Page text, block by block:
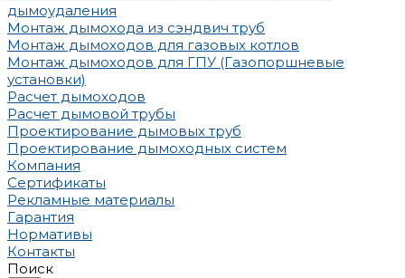
дымоудаления
Монтаж дымохода из сэндвич труб
Монтаж дымоходов для газовых котлов
Монтаж дымоходов для ГПУ (Газопоршневые
установки)
Расчет дымоходов
Расчет дымовой трубы
Проектирование дымовых труб
Проектирование дымоходных систем
Компания
Сертификаты
Рекламные материалы
Гарантия
Нормативы
Контакты
Поиск